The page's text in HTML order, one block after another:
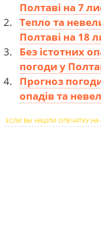
Полтаві на 7
Тепло та
Полтаві на 18
Без істотних
погоди у
Прогноз
опадів та
ЕСЛИ ВЫ НАШЛИ ОПЕЧАТКУ НА